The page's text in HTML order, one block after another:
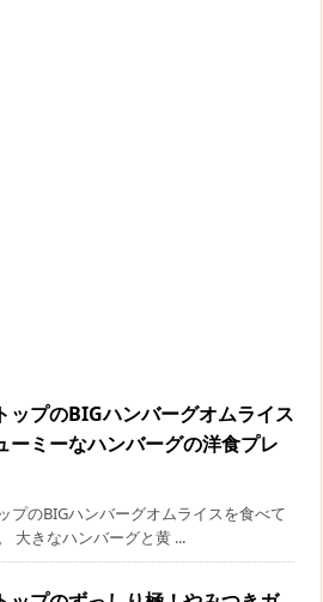
ップのBIGハンバーグオムライス
ーミーなハンバーグの洋食プレ
プのBIGハンバーグオムライスを食べて
大きなハンバーグと黄 ...